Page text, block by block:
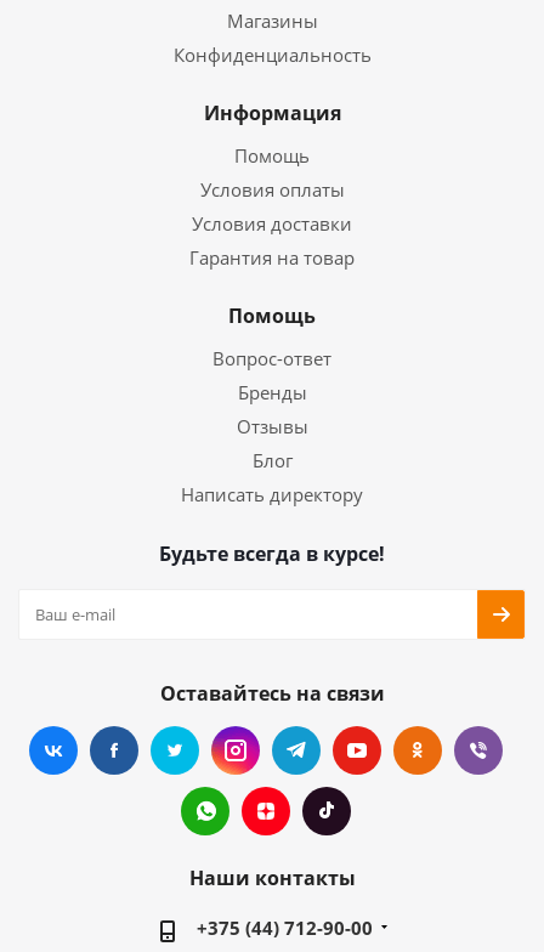
Магазины
Конфиденциальность
Информация
Помощь
Условия оплаты
Условия доставки
Гарантия на товар
Помощь
Вопрос-ответ
Бренды
Отзывы
Блог
Написать директору
Будьте всегда в курсе!
Оставайтесь на связи
Наши контакты
+375 (44) 712-90-00